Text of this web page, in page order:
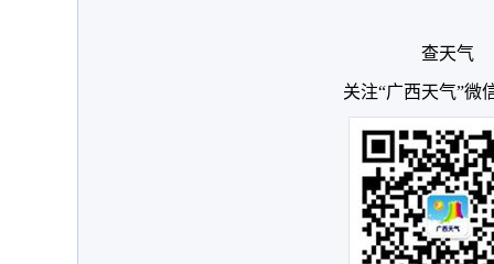
查天气
关注“广西天气”微